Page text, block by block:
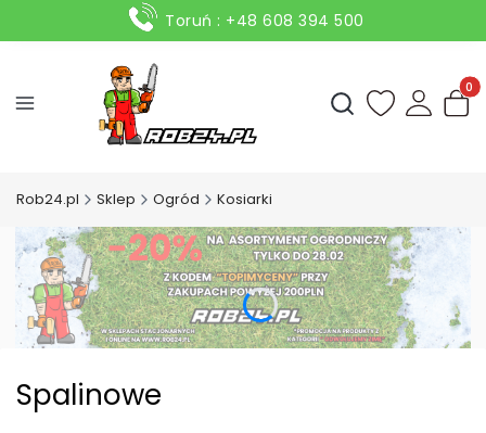
Toruń : +48 608 394 500
Otwórz
Rob24.pl Sklep Ogród Kosiarki
Spalinowe